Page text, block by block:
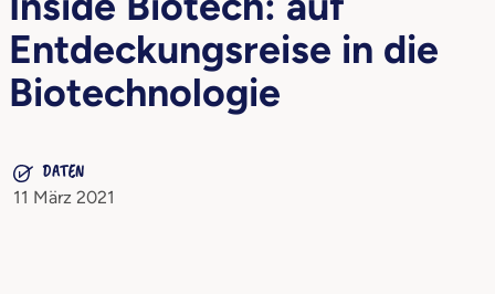
Entdeckungsreise in die
Biotechnologie
DATEN
11 März 2021